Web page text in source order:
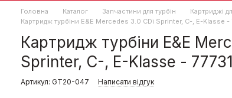
Головна Каталог Запчастини для турбін Картриджі
Картридж турбіни E&E Mercedes 3.0 CDi Sprinter, C-, E-Klasse -
Картридж турбіни E&E
Sprinter, C-, E-Klasse -
Артикул: GT20-047 Написати відгук